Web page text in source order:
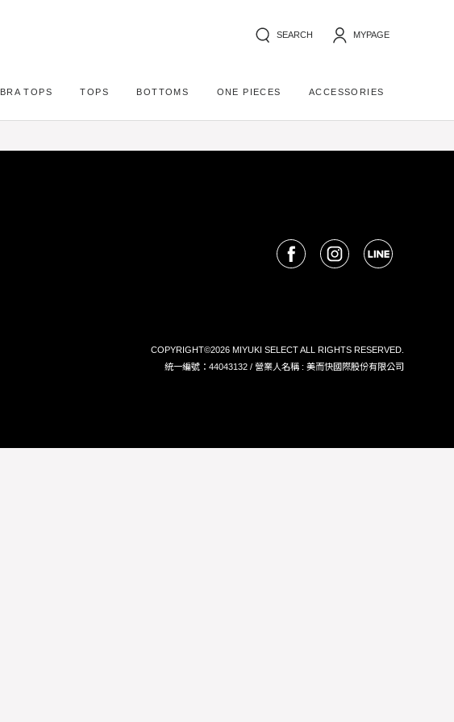
SEARCH MYPAGE
BRA TOPS TOPS BOTTOMS ONE PIECES ACCESSORIES
COPYRIGHT©2026 MIYUKI SELECT ALL RIGHTS RESERVED.
統一編號：44043132 / 營業人名稱 : 美而快國際股份有限公司